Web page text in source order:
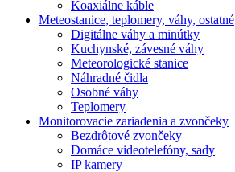
Koaxiálne káble
Meteostanice, teplomery, váhy, ostatné
Digitálne váhy a minútky
Kuchynské, závesné váhy
Meteorologické stanice
Náhradné čidla
Osobné váhy
Teplomery
Monitorovacie zariadenia a zvončeky
Bezdrôtové zvončeky
Domáce videotelefóny, sady
IP kamery